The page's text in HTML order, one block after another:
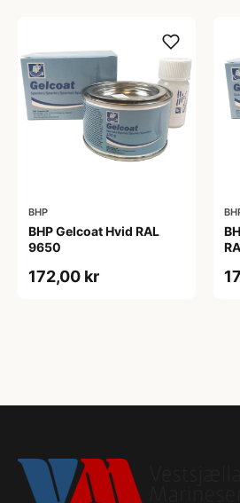
BHP
BHP Gelcoat Hvid RAL
9650
172,00 kr